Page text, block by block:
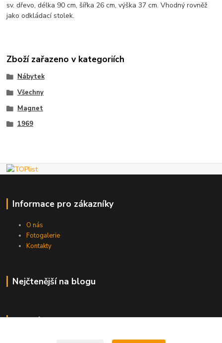
sv. dřevo, délka 90 cm, šířka 26 cm, výška 37 cm. Vhodný rovněž
jako odkládací stolek.
Zboží zařazeno v kategoriích
Nábytek
Všechny
Magnet
1969
Informace pro zákazníky
O nás
Fotogalerie
Kontakty
Nejčtenější na blogu
Kde nás najdete